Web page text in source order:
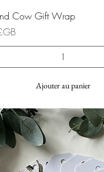
Aperçu rapide
Cow Gift Wrap
Ajouter au panier